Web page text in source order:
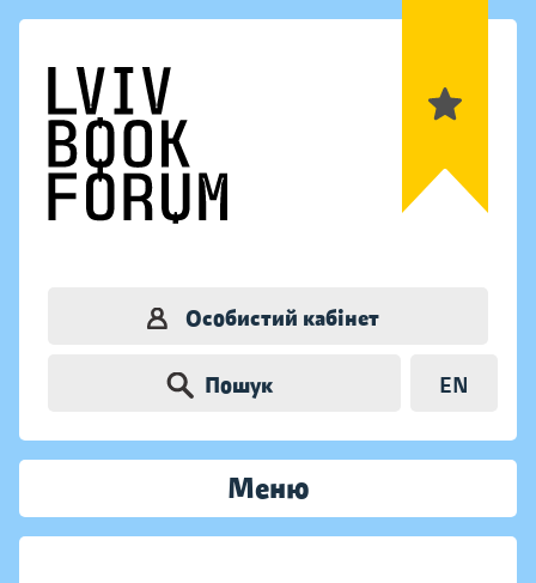
Особистий кабінет
Пошук EN
Меню